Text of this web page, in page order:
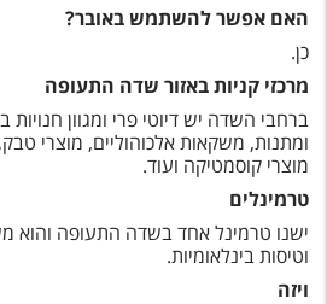
Русский
מגזין אשת
שירות לקוחות
טופס צור קשר
האם אפשר להשתמש באובר?
כן.
מרכזי קניות באזור שדה התעופה
ברחבי השדה יש דיוטי פרי ומגוון חנויות
ומתנות, משקאות אלכוהוליים, מוצרי
מוצרי קוסמטיקה ועוד.
טרמינלים
ישנו טרמינל אחד בשדה התעופה והוא
וטיסות בינלאומיות.
ויזה